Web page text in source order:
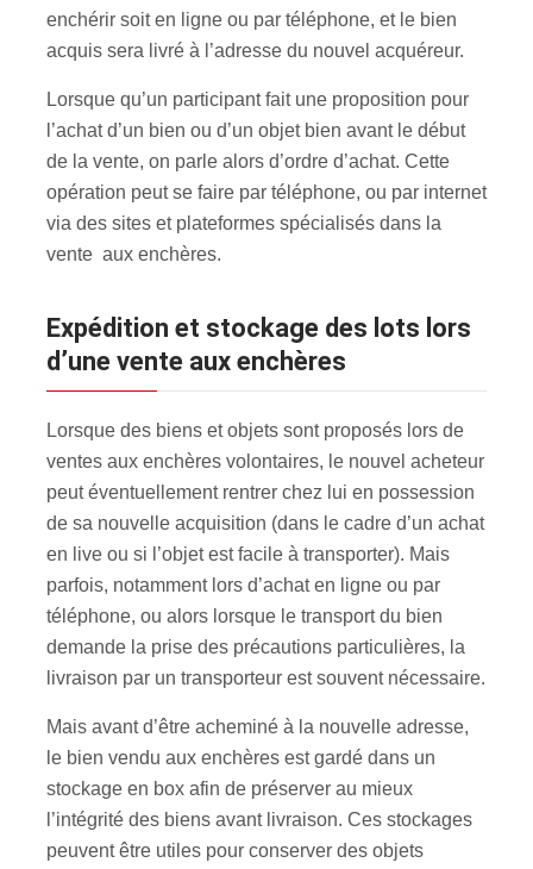
enchérir soit en ligne ou par téléphone, et le bien
acquis sera livré à l’adresse du nouvel acquéreur.
Lorsque qu’un participant fait une proposition pour
l’achat d’un bien ou d’un objet bien avant le début
de la vente, on parle alors d’ordre d’achat. Cette
opération peut se faire par téléphone, ou par internet
via des sites et plateformes spécialisés dans la
vente aux enchères.
Expédition et stockage des lots lors
d’une vente aux enchères
Lorsque des biens et objets sont proposés lors de
ventes aux enchères volontaires, le nouvel acheteur
peut éventuellement rentrer chez lui en possession
de sa nouvelle acquisition (dans le cadre d’un achat
en live ou si l’objet est facile à transporter). Mais
parfois, notamment lors d’achat en ligne ou par
téléphone, ou alors lorsque le transport du bien
demande la prise des précautions particulières, la
livraison par un transporteur est souvent nécessaire.
Mais avant d’être acheminé à la nouvelle adresse,
le bien vendu aux enchères est gardé dans un
stockage en box afin de préserver au mieux
l’intégrité des biens avant livraison. Ces stockages
peuvent être utiles pour conserver des objets